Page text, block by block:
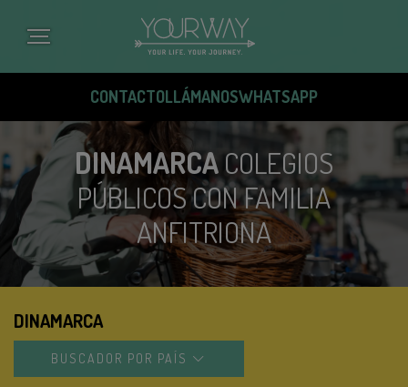
principal
CONTACTOLLÁMANOSWHATSAPP
DINAMARCACOLEGIOS
PÚBLICOS CON FAMILIA
ANFITRIONA
DINAMARCA
BUSCADOR POR PAÍS